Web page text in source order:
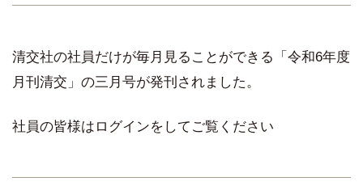
清交社の社員だけが毎月見ることができる「令和6年度
月刊清交」の三月号が発刊されました。
社員の皆様はログインをしてご覧ください